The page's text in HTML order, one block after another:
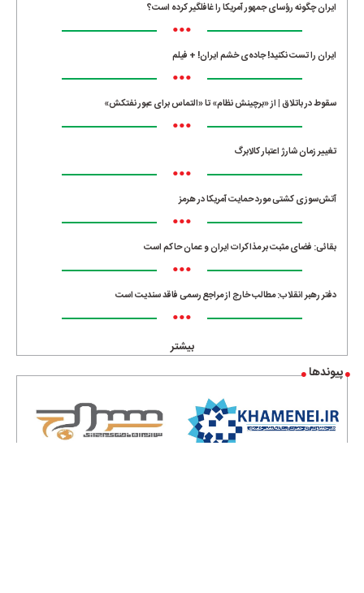
ایران چگونه رؤسای جمهور آمریکا را غافلگیر کرده است؟
•••
ایران را تست نکنید! جاده‌ی خشم ایران! + فیلم
•••
سقوط در باتلاق | از «برچینش نظام» تا «التماس برای عبور نفتکش»
•••
تغییر زمان شارژ اعتبار کالابرگ
•••
آتش‌سوزی کشتی مورد حمایت آمریکا در هرمز
•••
بقائی: فضای مثبت بر مذاکرات ایران و عمان حاکم است
•••
دفتر رهبر انقلاب: مطالب خارج از مراجع رسمی فاقد سندیت است
•••
بیشتر
پیوندها